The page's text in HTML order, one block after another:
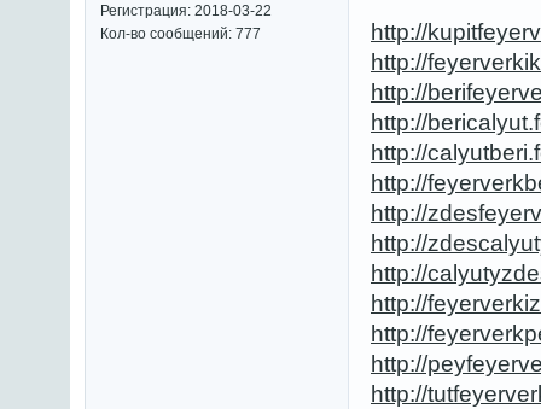
Регистрация: 2018-03-22
Кол-во сообщений: 777
http://
http://
http://
http://
http://
http://
http://
http://
http://
http://
http://
http://
http://